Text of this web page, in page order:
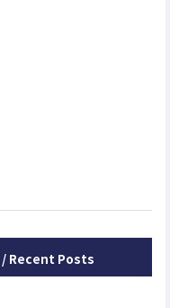
Recent Posts